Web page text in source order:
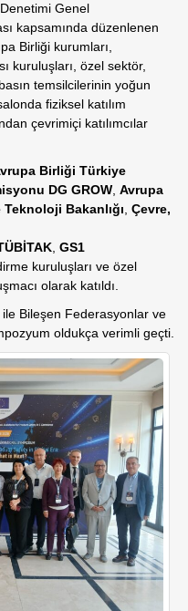
Genel
kapsamında düzenlenen
Birliği kurumları,
kuruluşları, özel sektör,
temsilcilerinin yoğun
fiziksel katılım
çevrimiçi katılımcılar
Birliği Türkiye
DG GROW Avrupa
Bakanlığı Çevre,
GS1
kuruluşları ve özel
olarak katıldı.
Bileşen Federasyonlar ve
oldukça verimli geçti.